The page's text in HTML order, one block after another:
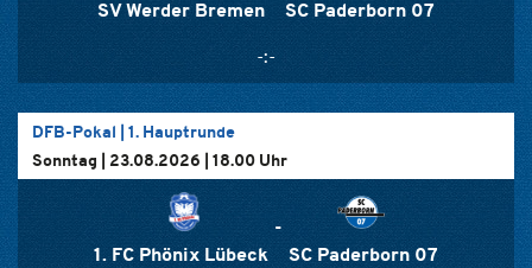
SV Werder Bremen
SC Paderborn 07
-:-
DFB-Pokal | 1. Hauptrunde
Sonntag | 23.08.2026 | 18.00 Uhr
1. FC Phönix Lübeck
-
SC Paderborn 07